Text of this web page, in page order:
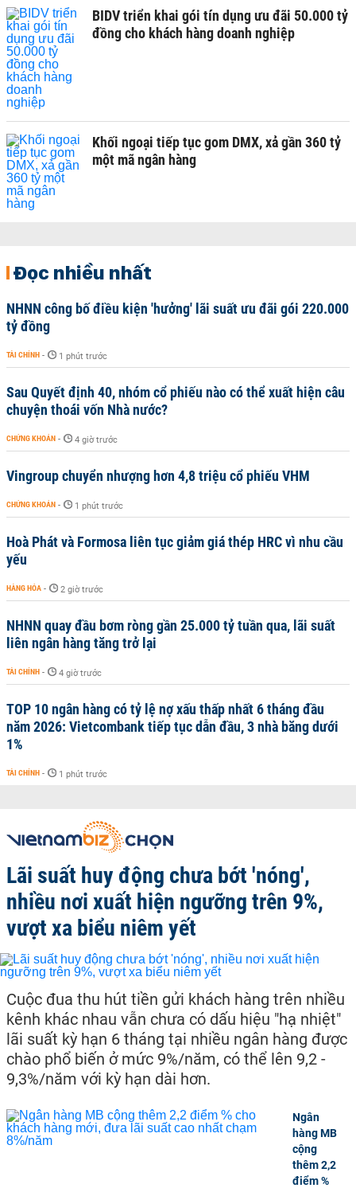
BIDV triển khai gói tín dụng ưu đãi 50.000 tỷ
đồng cho khách hàng doanh nghiệp
Khối ngoại tiếp tục gom DMX, xả gần 360 tỷ
một mã ngân hàng
Đọc nhiều nhất
NHNN công bố điều kiện 'hưởng' lãi suất ưu đãi gói 220.000
tỷ đồng
TÀI CHÍNH - 1 phút trước
Sau Quyết định 40, nhóm cổ phiếu nào có thể xuất hiện câu
chuyện thoái vốn Nhà nước?
CHỨNG KHOÁN - 4 giờ trước
Vingroup chuyển nhượng hơn 4,8 triệu cổ phiếu VHM
CHỨNG KHOÁN - 1 phút trước
Hoà Phát và Formosa liên tục giảm giá thép HRC vì nhu cầu
yếu
HÀNG HÓA - 2 giờ trước
NHNN quay đầu bơm ròng gần 25.000 tỷ tuần qua, lãi suất
liên ngân hàng tăng trở lại
TÀI CHÍNH - 4 giờ trước
TOP 10 ngân hàng có tỷ lệ nợ xấu thấp nhất 6 tháng đầu
năm 2026: Vietcombank tiếp tục dẫn đầu, 3 nhà băng dưới
1%
TÀI CHÍNH - 1 phút trước
Lãi suất huy động chưa bớt 'nóng',
nhiều nơi xuất hiện ngưỡng trên 9%,
vượt xa biểu niêm yết
Cuộc đua thu hút tiền gửi khách hàng trên nhiều
kênh khác nhau vẫn chưa có dấu hiệu "hạ nhiệt"
lãi suất kỳ hạn 6 tháng tại nhiều ngân hàng được
chào phổ biến ở mức 9%/năm, có thể lên 9,2 -
9,3%/năm với kỳ hạn dài hơn.
Ngân
hàng MB
cộng
thêm 2,2
điểm %